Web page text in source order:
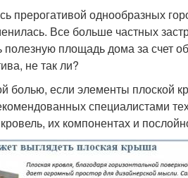
однообразных
Все больше частных
площадь дома за счет
не так ли?
болью, если элементы плоской
специалистами
их компонентах и